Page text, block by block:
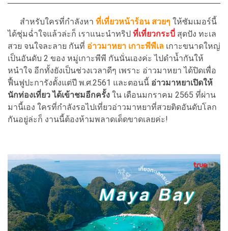
สำหรับใครที่กำลังหา ที่เที่ยวหน้าร้อน สวยๆ ให้ซัมเมอร์นี้
ได้ชุ่มฉ่ำใจแล้วล่ะก็ เราแนะนำทริป ที่เที่ยวกระบี่ สุดปัง ทะเล
สวย จนใจละลาย กันที่ อ่าวมาหยา เกาะพีพีเล เกาะขนาดใหญ่
เป็นอันดับ 2 ของ หมู่เกาะพีพี กันนั่นเองค่ะ ไปดำน้ำกันให้
หนำใจ อีกทั้งยังเป็นช่วงเวลาดีๆ เพราะ อ่าวมาหยา ได้ปิดเพื่อ
ฟื้นฟูปะการังตั้งแต่ปี พ.ศ.2561 และตอนนี้ อ่าวมาหยาเปิดให้
นักท่องเที่ยว ได้เข้าชมอีกครั้ง ใน เดือนมกราคม 2565 ที่ผ่าน
มานี้เอง ใครที่กำลังรอไปเที่ยวอ่าวมาหยาที่สวยติดอันดับโลก
กันอยู่ล่ะก็ งานนี้ต้องห้ามพลาดเด็ดขาดเลยค่ะ!